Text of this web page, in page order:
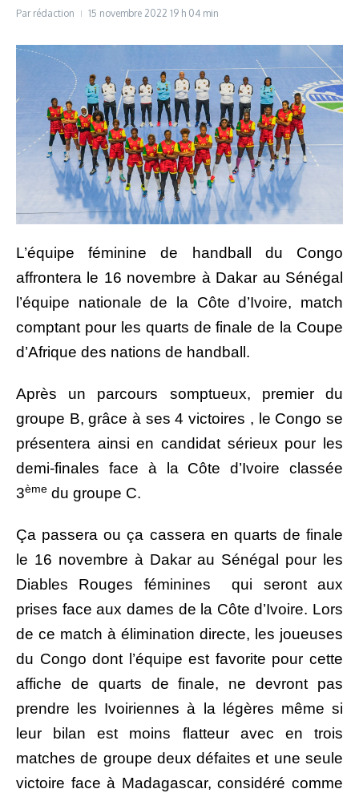
Par rédaction 15 novembre 2022 19 h 04 min
L’équipe féminine de handball du Congo
affrontera le 16 novembre à Dakar au Sénégal
l’équipe nationale de la Côte d’Ivoire, match
comptant pour les quarts de finale de la Coupe
d’Afrique des nations de handball.
Après un parcours somptueux, premier du
groupe B, grâce à ses 4 victoires , le Congo se
présentera ainsi en candidat sérieux pour les
demi-finales face à la Côte d’Ivoire classée
3ème du groupe C.
Ça passera ou ça cassera en quarts de finale
le 16 novembre à Dakar au Sénégal pour les
Diables Rouges féminines qui seront aux
prises face aux dames de la Côte d’Ivoire. Lors
de ce match à élimination directe, les joueuses
du Congo dont l’équipe est favorite pour cette
affiche de quarts de finale, ne devront pas
prendre les Ivoiriennes à la légères même si
leur bilan est moins flatteur avec en trois
matches de groupe deux défaites et une seule
victoire face à Madagascar, considéré comme